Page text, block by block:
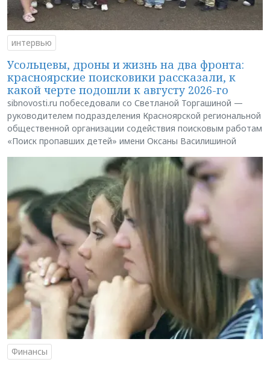
интервью
Усольцевы, дроны и жизнь на два фронта:
красноярские поисковики рассказали, к
какой черте подошли к августу 2026-го
sibnovosti.ru побеседовали со Светланой Торгашиной —
руководителем подразделения Красноярской региональной
общественной организации содействия поисковым работам
«Поиск пропавших детей» имени Оксаны Василишиной
Финансы